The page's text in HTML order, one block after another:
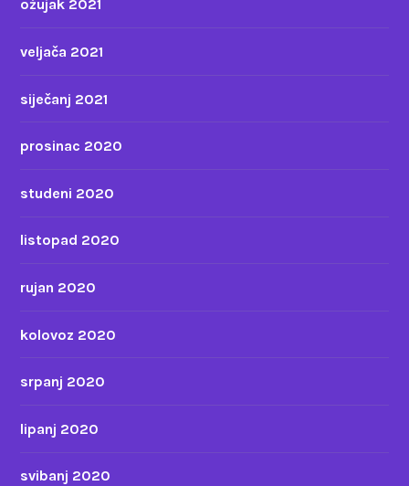
ožujak 2021
veljača 2021
siječanj 2021
prosinac 2020
studeni 2020
listopad 2020
rujan 2020
kolovoz 2020
srpanj 2020
lipanj 2020
svibanj 2020